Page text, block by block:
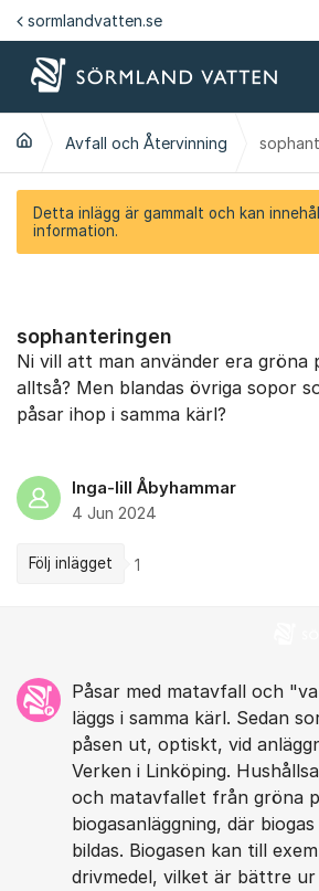
Hoppa till innehåll
sormlandvatten.se
Avfall och Återvinning
Detta inlägg är gammalt och kan
information.
sophanteringen
Ni vill att man använder era gröna
alltså? Men blandas övriga sopor
påsar ihop i samma kärl?
Inga-lill Åbyhammar
4 Jun 2024
Följ inlägget 1
Påsar med matavfall och
läggs i samma kärl. Sedan
påsen ut, optiskt, vid
Verken i Linköping.
och matavfallet från gröna
biogasanläggning, där
bildas. Biogasen kan till
drivmedel, vilket är bättre